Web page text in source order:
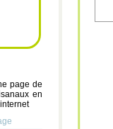
page de
en